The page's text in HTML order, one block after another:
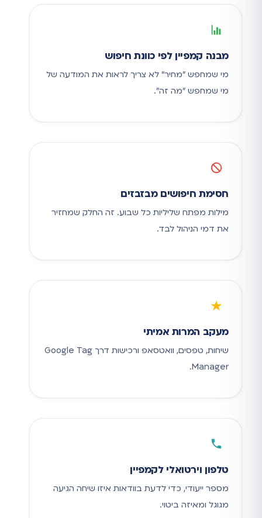
מבנה קמפיין לפי כוונת חיפוש
מי שמחפש "מחיר" לא צריך לראות את המודעה של
מי שמחפש "מה זה".
חסימת חיפושים מבזבזים
מילות מפתח שליליות כל שבוע. זה החלק שמחזיר
את דמי הניהול לבד.
מעקב המרות אמיתי
שיחות, טפסים, וואטסאפ ורכישות דרך Google Tag
Manager.
טלפון וירטואלי לקמפיין
מספר ייעודי, כדי לדעת בוודאות איזו שיחה הגיעה
מגוגל ומאיזה ביטוי.